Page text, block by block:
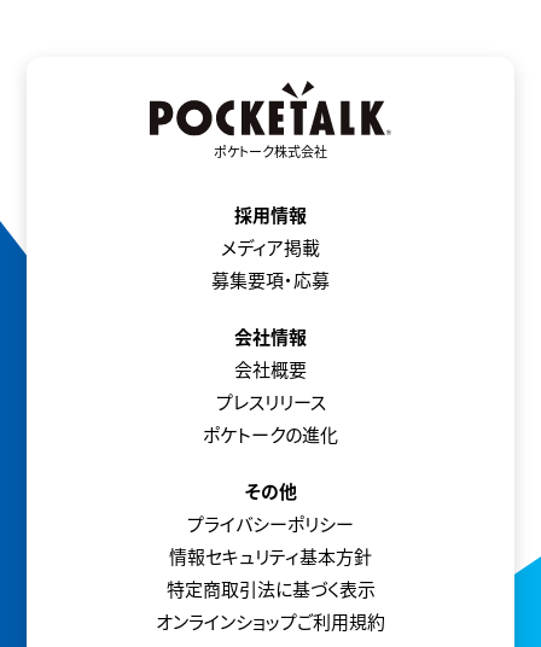
ポケトーク株式会社
採用情報
メディア掲載
募集要項・応募
会社情報
会社概要
プレスリリース
ポケトークの進化
その他
プライバシーポリシー
情報セキュリティ基本方針
特定商取引法に基づく表示
オンラインショップご利用規約